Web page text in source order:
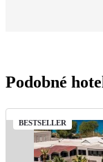
Podobné
BESTSELLER